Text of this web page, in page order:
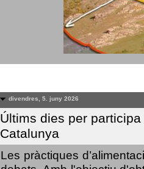
divendres, 5. juny 2026
Últims dies per
Catalunya
Les pràctiques